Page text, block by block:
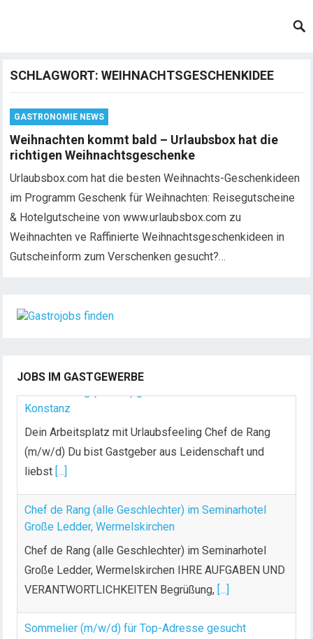
SCHLAGWORT:WEIHNACHTSGESCHENKIDEE
GASTRONOMIE NEWS
Weihnachten kommt bald – Urlaubsbox hat die
richtigen Weihnachtsgeschenke
Urlaubsbox.com hat die besten Weihnachts-Geschenkideen
im Programm Geschenk für Weihnachten: Reisegutscheine
& Hotelgutscheine von www.urlaubsbox.com zu
Weihnachten ve Raffinierte Weihnachtsgeschenkideen in
Gutscheinform zum Verschenken gesucht?…
JOBS IM GASTGEWERBE
Chef de Rang (m/w/d) gesucht – Hotel 47° in
Dein Arbeitsplatz mit Urlaubsfeeling Chef de Rang
(m/w/d) Du bist Gastgeber aus Leidenschaft und
liebst[...]
Große Ledder, Wermelskirchen
Chef de Rang (alle Geschlechter) im Seminarhotel
Große Ledder, Wermelskirchen IHRE AUFGABEN UND
VERANTWORTLICHKEITEN Begrüßung,[...]
Das Kronenschlösschen, ein familiengeführtes 4-